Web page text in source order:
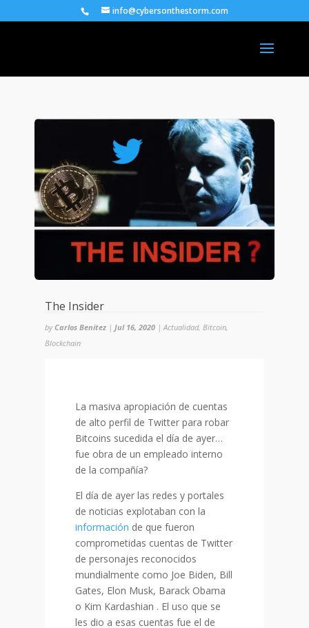
info@cybersonthestorm.com
The Insider
byCarlos Benitez| Jul 16, 2020| Actualidad, Bitcoin,
Blockchain
La masiva apropiación de cuentas
de alto perfil de Twitter para robar
Bitcoins sucedida el día de ayer…
fue obra de un empleado interno
de la compañía?
El día de ayer las redes y portales
de noticias explotaban con la
información de que fueron
comprometidas cuentas de Twitter
de personajes reconocidos
mundialmente como Joe Biden, Bill
Gates, Elon Musk, Barack Obama
o Kim Kardashian . El uso que se
les dio a esas cuentas fue el de